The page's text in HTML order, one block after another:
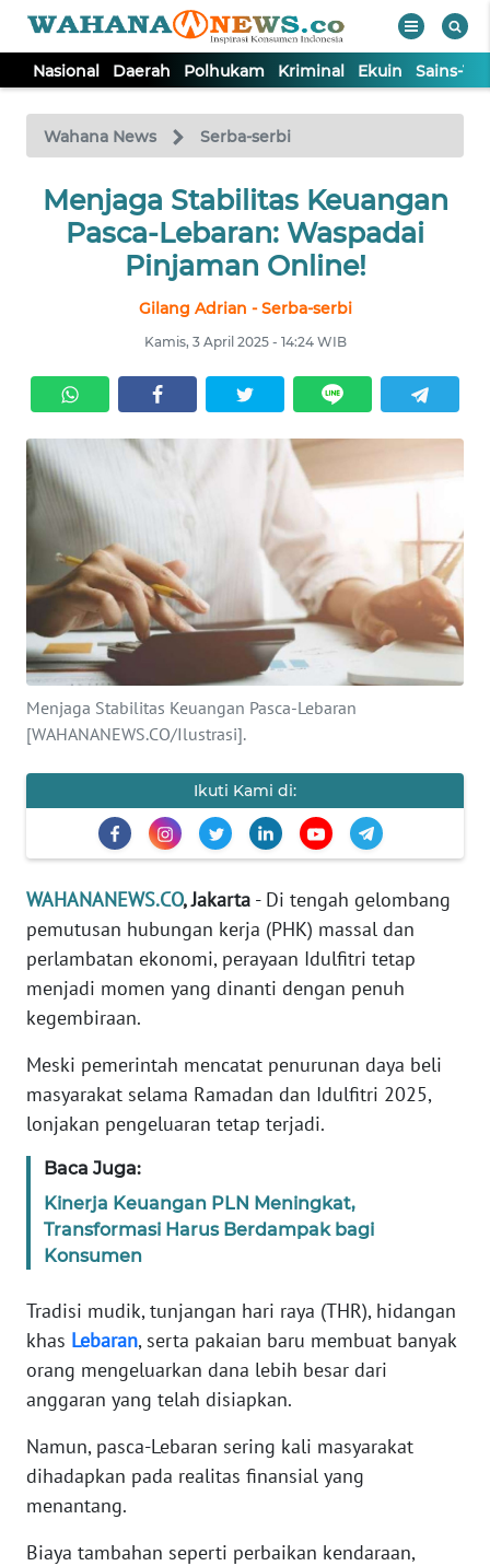
Nasional Daerah Polhukam Kriminal Ekuin Sains-
Wahana News Serba-serbi
Menjaga Stabilitas Keuangan
Pasca-Lebaran: Waspadai
Pinjaman Online!
Gilang Adrian - Serba-serbi
Kamis, 3 April 2025 - 14:24 WIB
Menjaga Stabilitas Keuangan Pasca-Lebaran
[WAHANANEWS.CO/Ilustrasi].
Ikuti Kami di:
WAHANANEWS.CO, Jakarta - Di tengah gelombang
pemutusan hubungan kerja (PHK) massal dan
perlambatan ekonomi, perayaan Idulfitri tetap
menjadi momen yang dinanti dengan penuh
kegembiraan.
Meski pemerintah mencatat penurunan daya beli
masyarakat selama Ramadan dan Idulfitri 2025,
lonjakan pengeluaran tetap terjadi.
Baca Juga:
Kinerja Keuangan PLN Meningkat,
Transformasi Harus Berdampak bagi
Konsumen
Tradisi mudik, tunjangan hari raya (THR), hidangan
khas Lebaran, serta pakaian baru membuat banyak
orang mengeluarkan dana lebih besar dari
anggaran yang telah disiapkan.
Namun, pasca-Lebaran sering kali masyarakat
dihadapkan pada realitas finansial yang
menantang.
Biaya tambahan seperti perbaikan kendaraan,
TV
Tutup
NASIONAL
KRIMINAL
EKUIN
SAINS-TEKNO
KESEHATAN
INTERNASIONAL
SERBA-SERBI
PENDIDIKAN
OLAHRAGA
EDITORIAL
Informasi
INDEKS
BERITA
KONTAK
KAMI
INFO
IKLAN
KAMI
MEDIA
SIBER